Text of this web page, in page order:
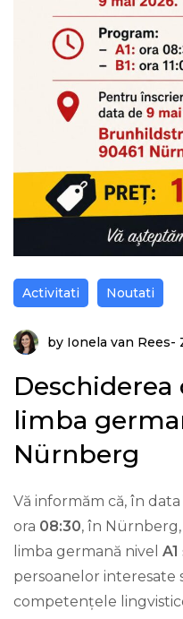
Activitati Noutati
by Ionela van Rees-
limba
Nürnberg
Vă informăm că, în data
ora 08:30, în
limba germană nivel A1
persoanelor interesate
competențele